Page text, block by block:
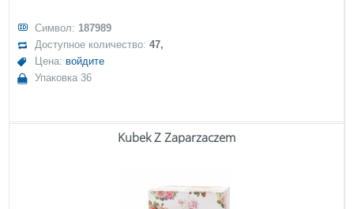
Символ: 187989
Доступное количество:47,
Цена: войдите
Упаковка 36
Kubek Z Zaparzaczem